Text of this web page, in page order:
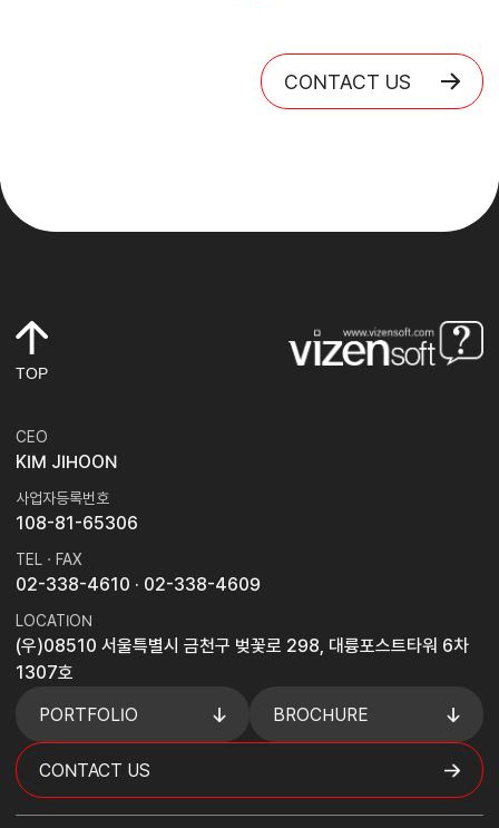
CONTACT US
TOP
CEO
KIM JIHOON
사업자등록번호
108-81-65306
TEL · FAX
02-338-4610 · 02-338-4609
LOCATION
(우)08510 서울특별시 금천구 벚꽃로 298, 대륭포스트타워 6차
1307호
PORTFOLIO
BROCHURE
CONTACT US